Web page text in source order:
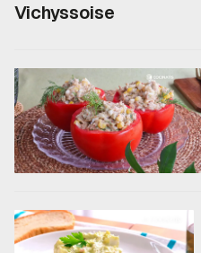
Vichyssoise